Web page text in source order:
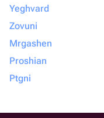
Yeghvard
Zovuni
Mrgashen
Proshian
Ptgni